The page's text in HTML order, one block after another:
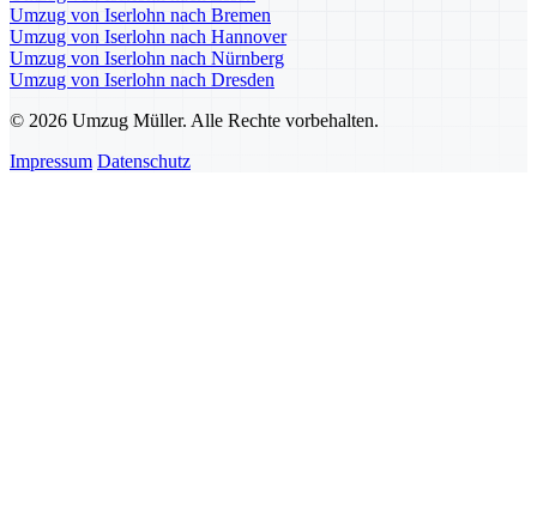
Umzug von Iserlohn nach Bremen
Umzug von Iserlohn nach Hannover
Umzug von Iserlohn nach Nürnberg
Umzug von Iserlohn nach Dresden
© 2026 Umzug Müller. Alle Rechte vorbehalten.
Impressum Datenschutz